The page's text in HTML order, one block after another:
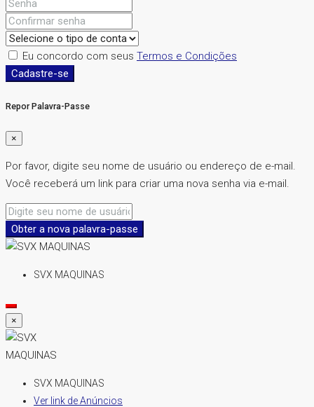
Eu concordo com seus Termos e Condições
Cadastre-se
Repor Palavra-Passe
×
Por favor, digite seu nome de usuário ou endereço de e-mail.
Você receberá um link para criar uma nova senha via e-mail.
Obter a nova palavra-passe
SVX MAQUINAS
×
SVX MAQUINAS
Ver link de Anúncios